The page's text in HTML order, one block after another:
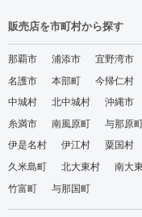
販売店を市町村から探す
那覇市 浦添市 宜野湾市
名護市
本部町 今帰仁村
中城村
北中城村 沖縄市
糸満市
南風原町 与那原
伊是名村
伊江村 粟国村
久米島町
北大東村 南大
竹富町
与那国町